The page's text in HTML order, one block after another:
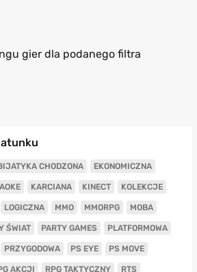
gier dla podanego filtra
CHODZONA EKONOMICZNA
KARCIANA KINECT KOLEKCJE
LOGICZNA MMO MMORPG MOBA
ŚWIAT PARTY GAMES PLATFORMOWA
PRZYGODOWA PS EYE PS MOVE
AKCJI RPG TAKTYCZNY RTS